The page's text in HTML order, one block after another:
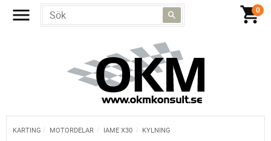
KARTING MOTORDELAR IAME X30 KYLNING